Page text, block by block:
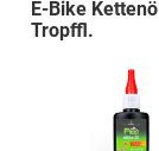
E-Bike
Tropffl.